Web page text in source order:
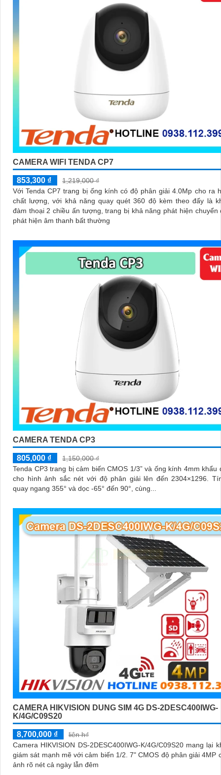
CAMERA WIFI TENDA CP7
853,300 ₫
1,219,000 ₫
Với Tenda CP7 trang bị ống kính có độ phân giải 4.0Mp cho ra
chất lượng, với khả năng quay quét 360 độ kèm theo đấy là
đàm thoại 2 chiều ấn tượng, trang bị khả năng phát hiện chuyển
phát hiện âm thanh bất thường
CAMERA TENDA CP3
805,000 ₫
1,150,000 ₫
Tenda CP3 trang bị cảm biến CMOS 1/3” và ống kính 4mm khẩu
cho hình ảnh sắc nét với độ phân giải lên đến 2304×1296. Tính năng
quay ngang 355° và dọc -65° đến 90°, cùng...
CAMERA HIKVISION DUNG SIM 4G DS-2DESC400IWG-
K/4G/C09S20
8,700,000 ₫
liên h₫
Camera HIKVISION DS-2DESC400IWG-K/4G/C09S20 mang lại
giám sát mạnh mẽ với cảm biến 1/2. 7" CMOS độ phân giải 4MP
ảnh rõ nét cả ngày lẫn đêm